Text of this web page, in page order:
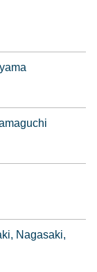
Nagasaki